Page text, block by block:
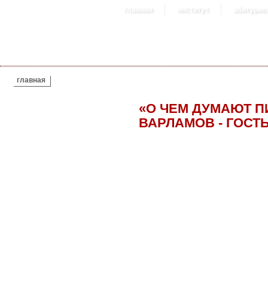
главная институт
ВЫ ЗДЕСЬ
главная
«О ЧЕМ ДУМАЮТ
ВАРЛАМОВ -